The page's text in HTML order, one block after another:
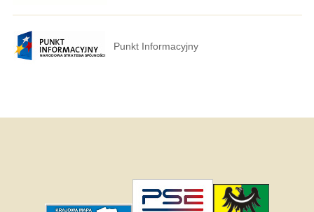
Punkt Informacyjny